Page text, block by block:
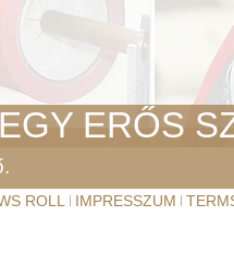
EGY ERŐS
ROLL IMPRESSZUM